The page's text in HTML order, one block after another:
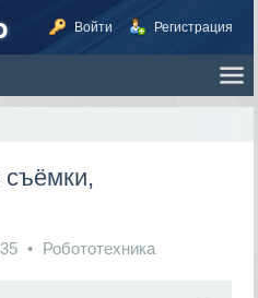
Войти Регистрация
Робототехника